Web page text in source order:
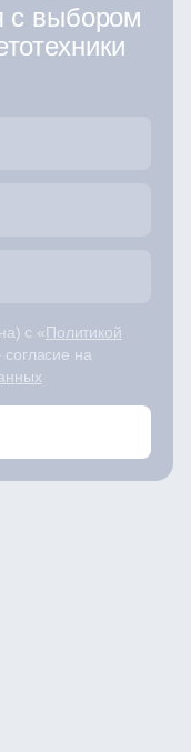
с выбором
с «Политикой
на